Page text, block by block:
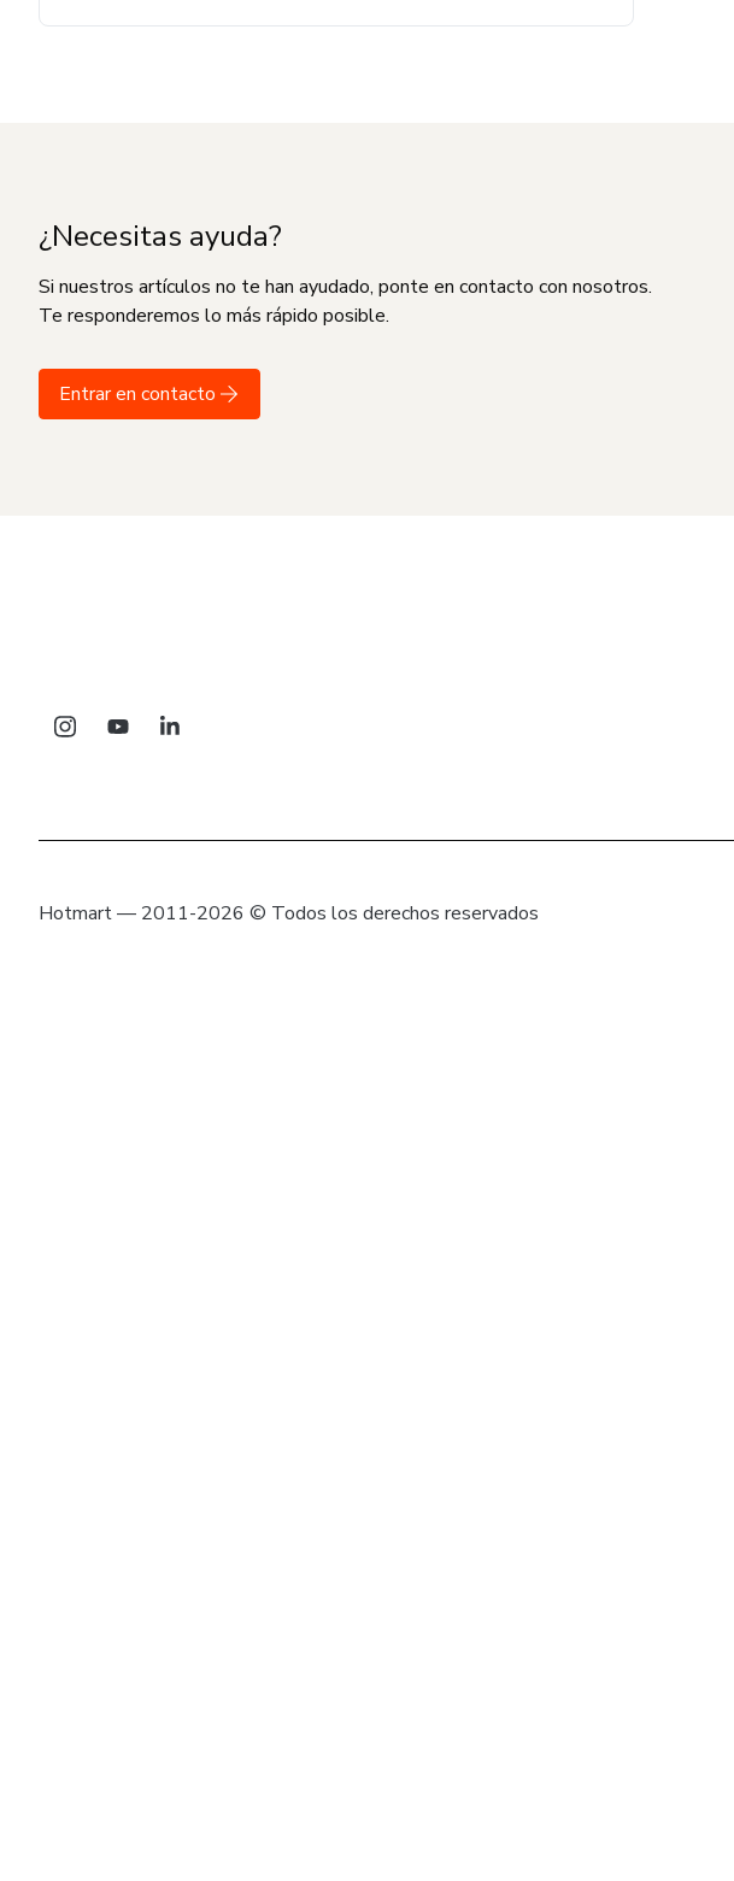
¿Necesitas ayuda?
Si nuestros artículos no te han ayudado, ponte en contacto con nosotros.
Te responderemos lo más rápido posible.
Entrar en contacto
Hotmart — 2011-2026 © Todos los derechos reservados